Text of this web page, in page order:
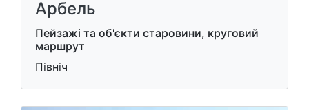
Арбель
Пейзажі та об'єкти старовини, круговий
маршрут
Північ